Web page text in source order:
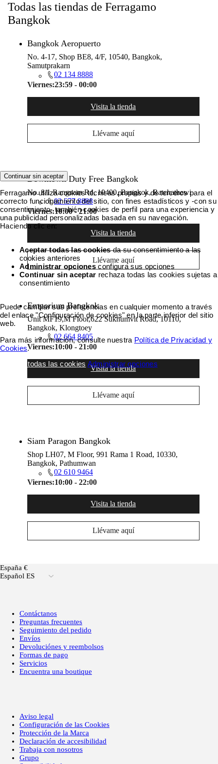
Todas las tiendas de Ferragamo
Bangkok
Bangkok Aeropuerto
No. 4-17, Shop BE8, 4/F, 10540, Bangkok,
Samutprakarn
02 134 8888
Viernes:23:59 - 00:00
Visita la tienda
Llévame aquí
Downtown Duty Free Bangkok
No. 8/1 Rangnam Rd, 10400, Bangkok, Ratchathewi
02 677 8888
Viernes:10:00 - 21:00
Visita la tienda
Llévame aquí
Emporium Bangkok
Unit MF19,M Floor,622 Sukhumvit Road, 10110,
Bangkok, Klongtoey
02 664 8405
Viernes:10:00 - 21:00
Visita la tienda
Llévame aquí
Siam Paragon Bangkok
Shop LH07, M Floor, 991 Rama 1 Road, 10330,
Bangkok, Pathumwan
02 610 9464
Viernes:10:00 - 22:00
Visita la tienda
Llévame aquí
España €
Español ES
Contáctanos
Preguntas frecuentes
Seguimiento del pedido
Envíos
Devoluciónes y reembolsos
Formas de pago
Servicios
Encuentra una boutique
Aviso legal
Configuración de las Cookies
Protección de la Marca
Declaración de accesibilidad
Trabaja con nosotros
Grupo
Continuar sin aceptar
Ferragamo utiliza cookies técnicas propias y de terceros para el
correcto funcionamiento del sitio, con fines estadísticos y -con su
consentimiento- también cookies de perfil para una experiencia y
una publicidad personalizadas basada en su navegación.
Haciendo clic en:
Aceptar todas las cookiesda su consentimiento a las
cookies anteriores
Administrar opciones configura sus opciones
Continuar sin aceptar rechaza todas las cookies sujetas a
consentimiento
Puede cambiar sus preferencias en cualquier momento a través
del enlace "Configuración de cookies" en la parte inferior del sitio
web.
Para más información, consulte nuestra Política de Privacidad y
Cookies.
Aceptar todas las cookies Administrar opciones